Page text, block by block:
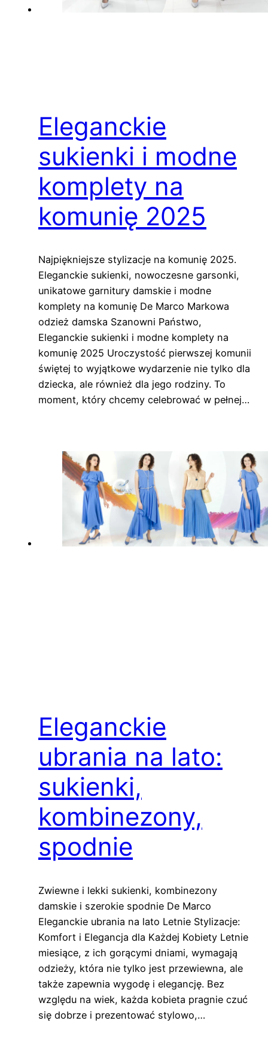
Eleganckie
sukienki i modne
komplety na
komunię 2025
Najpiękniejsze stylizacje na komunię 2025.
Eleganckie sukienki, nowoczesne garsonki,
unikatowe garnitury damskie i modne
komplety na komunię De Marco Markowa
odzież damska Szanowni Państwo,
Eleganckie sukienki i modne komplety na
komunię 2025 Uroczystość pierwszej komunii
świętej to wyjątkowe wydarzenie nie tylko dla
dziecka, ale również dla jego rodziny. To
moment, który chcemy celebrować w pełnej…
Eleganckie
ubrania na lato:
sukienki,
kombinezony,
spodnie
Zwiewne i lekki sukienki, kombinezony
damskie i szerokie spodnie De Marco
Eleganckie ubrania na lato Letnie Stylizacje:
Komfort i Elegancja dla Każdej Kobiety Letnie
miesiące, z ich gorącymi dniami, wymagają
odzieży, która nie tylko jest przewiewna, ale
także zapewnia wygodę i elegancję. Bez
względu na wiek, każda kobieta pragnie czuć
się dobrze i prezentować stylowo,…